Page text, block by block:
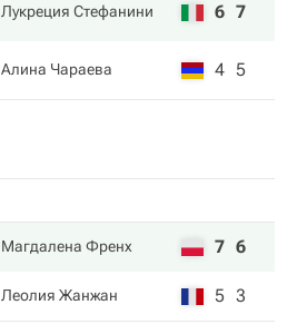
Лукреция Стефанини 6 7
Алина Чараева 4 5
Магдалена Френх 7 6
Леолия Жанжан 5 3